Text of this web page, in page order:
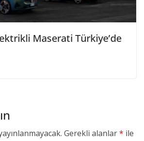
Maserati Türkiye’de
Gerekli alanlar* ile